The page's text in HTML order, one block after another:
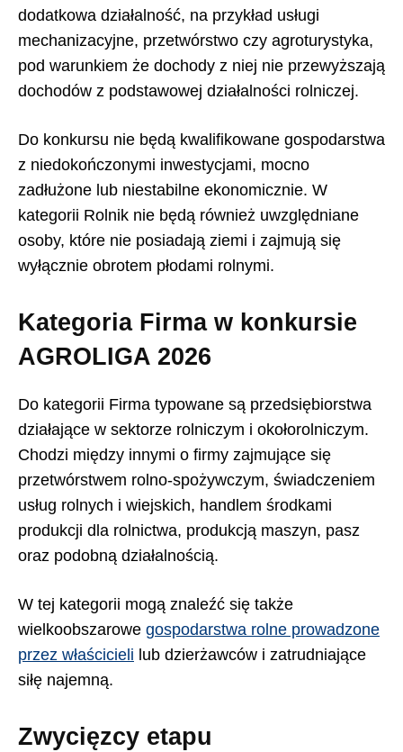
dodatkowa działalność, na przykład usługi
mechanizacyjne, przetwórstwo czy agroturystyka,
pod warunkiem że dochody z niej nie przewyższają
dochodów z podstawowej działalności rolniczej.
Do konkursu nie będą kwalifikowane gospodarstwa
z niedokończonymi inwestycjami, mocno
zadłużone lub niestabilne ekonomicznie. W
kategorii Rolnik nie będą również uwzględniane
osoby, które nie posiadają ziemi i zajmują się
wyłącznie obrotem płodami rolnymi.
Kategoria Firma w konkursie
AGROLIGA 2026
Do kategorii Firma typowane są przedsiębiorstwa
działające w sektorze rolniczym i okołorolniczym.
Chodzi między innymi o firmy zajmujące się
przetwórstwem rolno-spożywczym, świadczeniem
usług rolnych i wiejskich, handlem środkami
produkcji dla rolnictwa, produkcją maszyn, pasz
oraz podobną działalnością.
W tej kategorii mogą znaleźć się także
wielkoobszarowe gospodarstwa rolne prowadzone
przez właścicieli lub dzierżawców i zatrudniające
siłę najemną.
Zwycięzcy etapu